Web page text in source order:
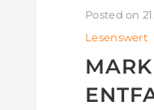
Posted on
Lesenswert